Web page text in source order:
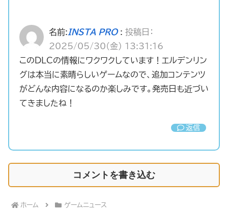
名前:INSTA PRO: 投稿日：
2025/05/30(金) 13:31:16
このDLCの情報にワクワクしています！エルデンリン
グは本当に素晴らしいゲームなので、追加コンテンツ
がどんな内容になるのか楽しみです。発売日も近づい
てきましたね！
返信
コメントを書き込む
ホーム ゲームニュース